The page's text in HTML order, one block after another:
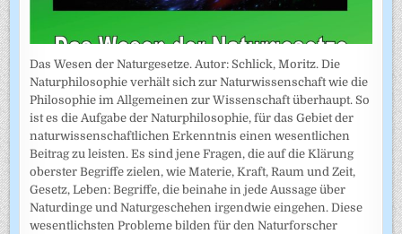
Das Wesen der Naturgesetze. Autor: Schlick, Moritz. Die
Naturphilosophie verhält sich zur Naturwissenschaft wie die
Philosophie im Allgemeinen zur Wissenschaft überhaupt. So
ist es die Aufgabe der Naturphilosophie, für das Gebiet der
naturwissenschaftlichen Erkenntnis einen wesentlichen
Beitrag zu leisten. Es sind jene Fragen, die auf die Klärung
oberster Begriffe zielen, wie Materie, Kraft, Raum und Zeit,
Gesetz, Leben: Begriffe, die beinahe in jede Aussage über
Naturdinge und Naturgeschehen irgendwie eingehen. Diese
wesentlichsten Probleme bilden für den Naturforscher